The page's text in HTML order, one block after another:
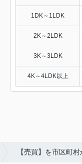
1DK～1LDK
2K～2LDK
3K～3LDK
4K～4LDK以上
【売買】を市区町